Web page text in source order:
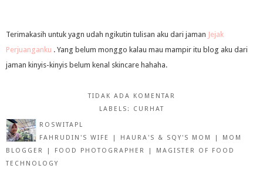
Terimakasih untuk yagn udah ngikutin tulisan aku dari jaman Jejak
Perjuanganku . Yang belum monggo kalau mau mampir itu blog aku dari
jaman kinyis-kinyis belum kenal skincare hahaha.
TIDAK ADA KOMENTAR
LABELS:
CURHAT
ROSWITAPL
FAHRUDIN'S WIFE | HAURA'S & SQY'S MOM | MOM
BLOGGER | FOOD PHOTOGRAPHER | MAGISTER OF FOOD
TECHNOLOGY